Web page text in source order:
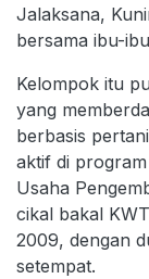
Jalaksana,
bersama ibu-
Kelompok itu
yang
berbasis
aktif di
Usaha
cikal bakal
2009, dengan
setempat.